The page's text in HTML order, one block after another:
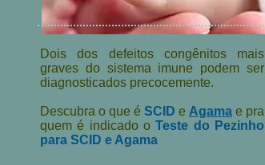
Dois dos defeitos congênitos mais
graves do sistema imune podem ser
diagnosticados precocemente.
Descubra o que é SCID e Agama e pra
quem é indicado oTeste do Pezinho
para SCID e Agama